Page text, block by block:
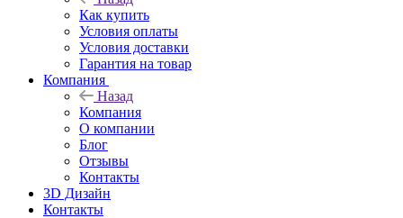
Как купить
Условия оплаты
Условия доставки
Гарантия на товар
Компания
Назад
Компания
О компании
Блог
Отзывы
Контакты
3D Дизайн
Контакты